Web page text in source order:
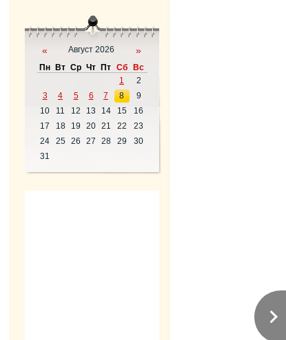
« Август 2026 »
Пн Вт Ср Чт Пт Сб
Вс
1
2
3
4 5 6 7 8
9
10
11 12 13 14 15
16
17
18 19 20 21 22
23
24
25 26 27 28 29
30
31